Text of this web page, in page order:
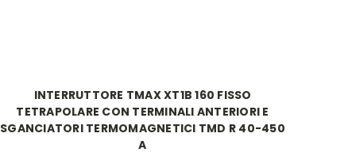
INTERRUTTORE TMAX XT1B 160 FISSO
TETRAPOLARE CON TERMINALI ANTERIORI E
SGANCIATORI TERMOMAGNETICI TMD R 40-450
A